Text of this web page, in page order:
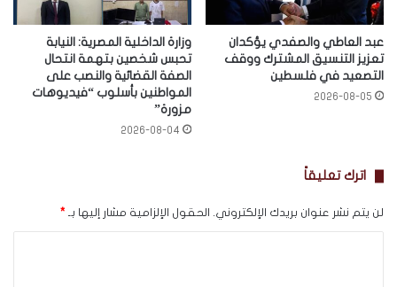
عبد العاطي والصفدي يؤكدان
تعزيز التنسيق المشترك ووقف
التصعيد في فلسطين
2026-08-05
وزارة الداخلية المصرية: النيابة
تحبس شخصين بتهمة انتحال
الصفة القضائية والنصب على
المواطنين بأسلوب “فيديوهات
مزورة”
2026-08-04
اترك تعليقاً
لن يتم نشر عنوان بريدك الإلكتروني. الحقول الإلزامية مشار إليها بـ *